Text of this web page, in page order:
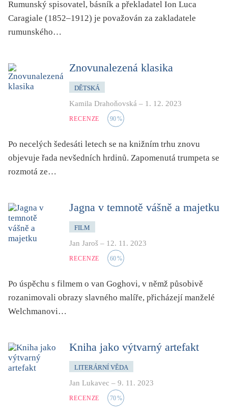
Rumunský spisovatel, básník a překladatel Ion Luca
Caragiale (1852–1912) je považován za zakladatele
rumunského…
Znovunalezená klasika
DĚTSKÁ
Kamila Drahoňovská – 1. 12. 2023
RECENZE 90%
Po necelých šedesáti letech se na knižním trhu znovu
objevuje řada nevšedních hrdinů. Zapomenutá trumpeta se
rozmotá ze…
Jagna v temnotě vášně a majetku
FILM
Jan Jaroš – 12. 11. 2023
RECENZE 60%
Po úspěchu s filmem o van Goghovi, v němž působivě
rozanimovali obrazy slavného malíře, přicházejí manželé
Welchmanovi…
Kniha jako výtvarný artefakt
LITERÁRNÍ VĚDA
Jan Lukavec – 9. 11. 2023
RECENZE 70%